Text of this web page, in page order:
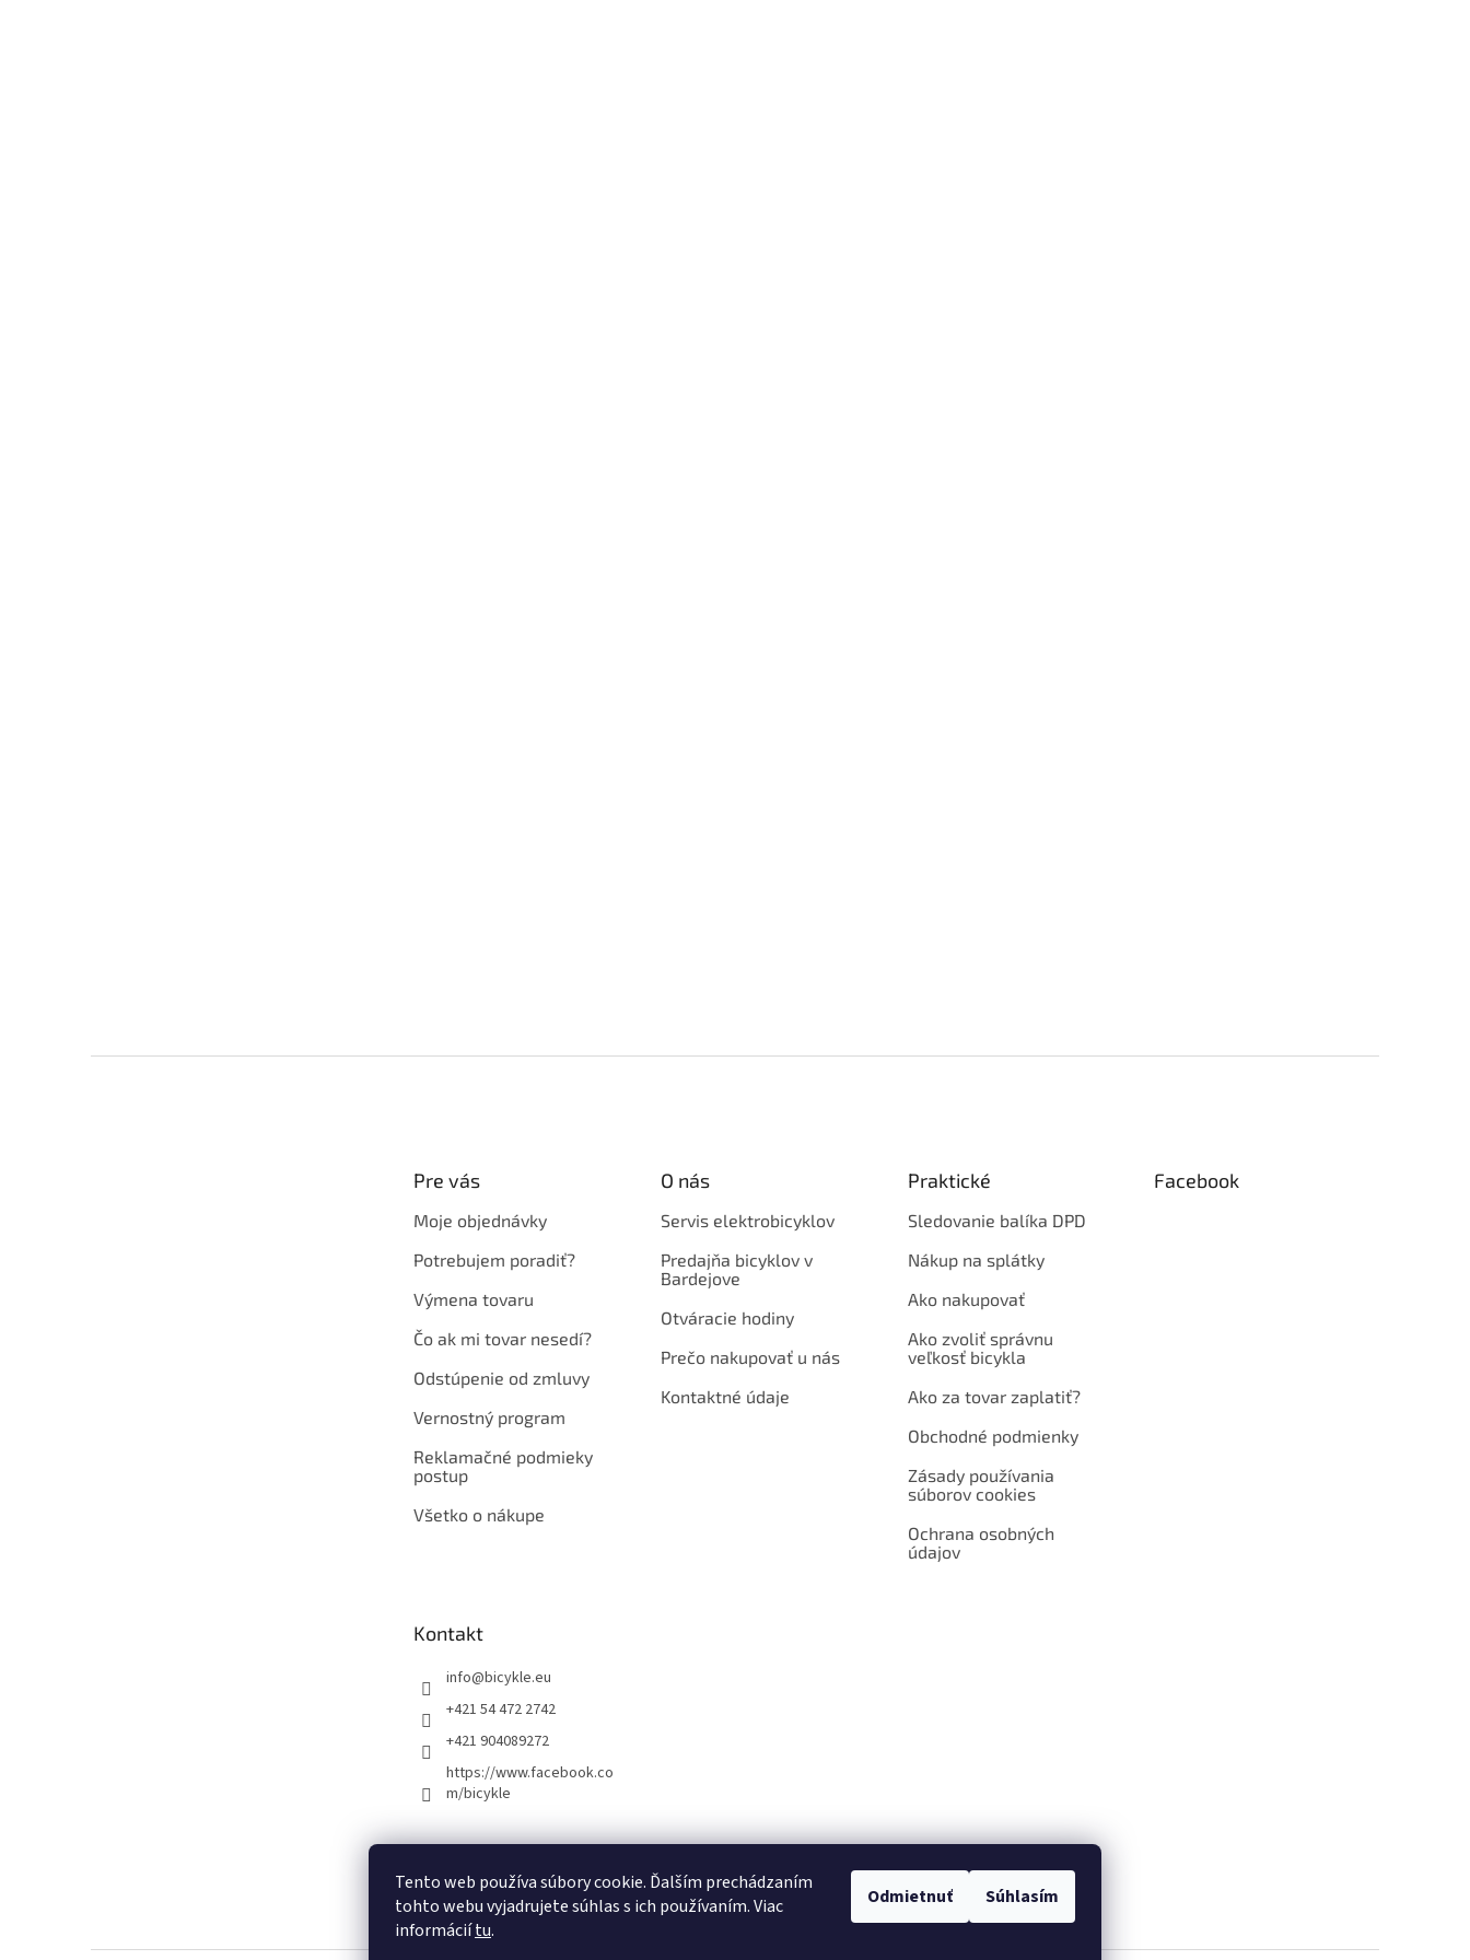
Tento web používa súbory cookie. Ďalším prechádzaním
tohto webu vyjadrujete súhlas s ich používaním. Viac
informáciítu.
Odmietnuť Súhlasím
Pre vás
Moje objednávky
Potrebujem poradiť?
Výmena tovaru
Čo ak mi tovar nesedí?
Odstúpenie od zmluvy
Vernostný program
Reklamačné podmieky
postup
Všetko o nákupe
O nás
Servis elektrobicyklov
Predajňa bicyklov v
Bardejove
Otváracie hodiny
Prečo nakupovať u nás
Kontaktné údaje
Praktické
Sledovanie balíka DPD
Nákup na splátky
Ako nakupovať
Ako zvoliť správnu
veľkosť bicykla
Ako za tovar zaplatiť?
Obchodné podmienky
Zásady používania
súborov cookies
Ochrana osobných
údajov
Facebook
Kontakt
info@bicykle.eu
+421 54 472 2742
+421 904089272
https://www.facebook.co
m/bicykle